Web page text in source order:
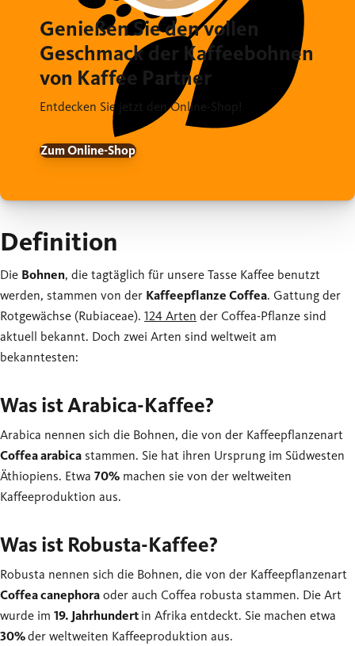
Genießen Sie den vollen
Geschmack der Kaffeebohnen
von Kaffee Partner
Entdecken Sie jetzt den Online-Shop!
Zum Online-Shop
Definition
Die Bohnen, die tagtäglich für unsere Tasse Kaffee benutzt
werden, stammen von der Kaffeepflanze Coffea. Gattung der
Rotgewächse (Rubiaceae). 124 Arten der Coffea-Pflanze sind
aktuell bekannt. Doch zwei Arten sind weltweit am
bekanntesten:
Was ist Arabica-Kaffee?
Arabica nennen sich die Bohnen, die von der Kaffeepflanzenart
Coffea arabica stammen. Sie hat ihren Ursprung im Südwesten
Äthiopiens. Etwa 70% machen sie von der weltweiten
Kaffeeproduktion aus.
Was ist Robusta-Kaffee?
Robusta nennen sich die Bohnen, die von der Kaffeepflanzenart
Coffea canephora oder auch Coffea robusta stammen. Die Art
wurde im 19. Jahrhundert in Afrika entdeckt. Sie machen etwa
30%der weltweiten Kaffeeproduktion aus.